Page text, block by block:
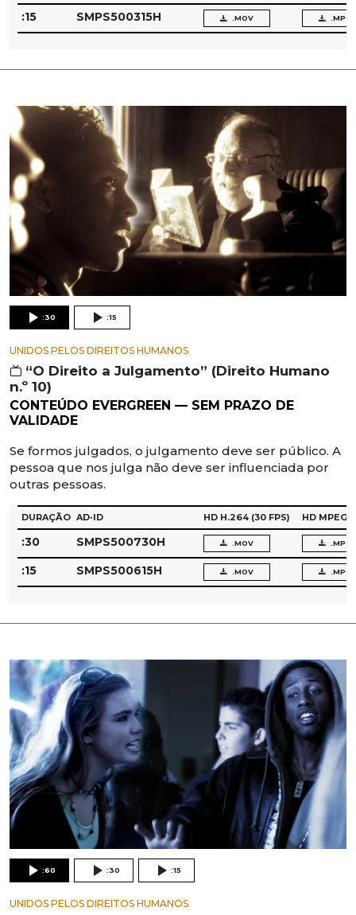
:15 SMPS500315H .MOV .MPG
:30 :15
UNIDOS PELOS DIREITOS HUMANOS
“O Direito a Julgamento” (Direito Humano
n.º 10)
CONTEÚDO EVERGREEN — SEM PRAZO DE
VALIDADE
Se formos julgados, o julgamento deve ser público. A
pessoa que nos julga não deve ser influenciada por
outras pessoas.
DURAÇÃO AD‑ID HD H.264 (30 FPS) HD MPEG‑2
:30 SMPS500730H .MOV .MPG
:15 SMPS500615H .MOV .MPG
:60 :30 :15
UNIDOS PELOS DIREITOS HUMANOS